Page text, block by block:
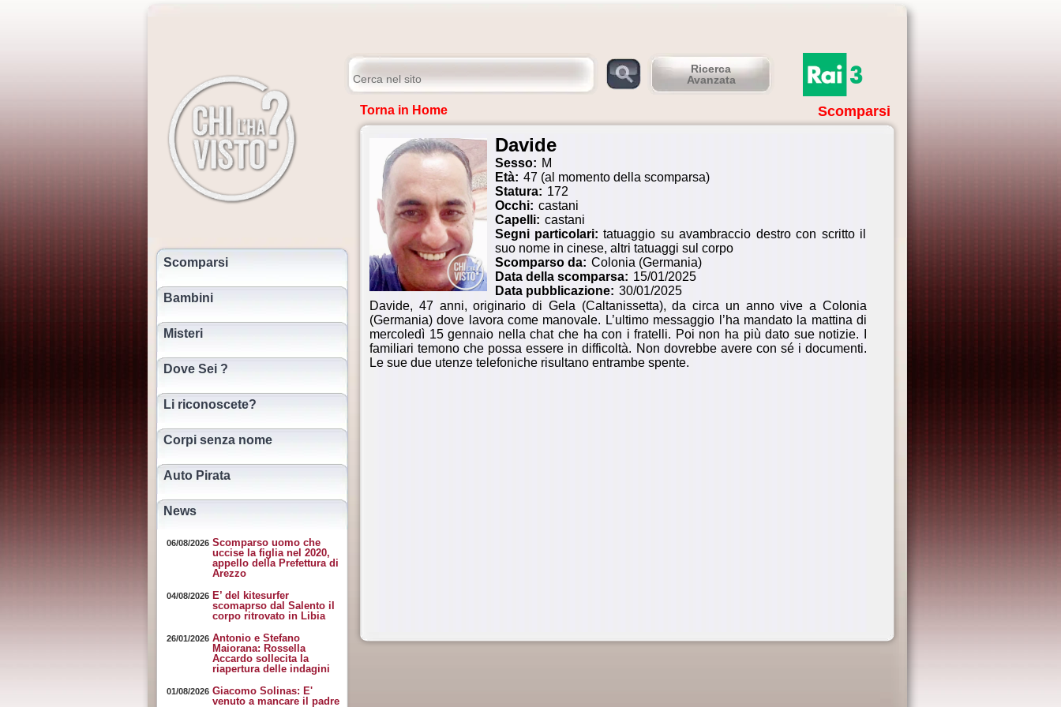
Ricerca
Avanzata
Scomparsi
Bambini
Misteri
Dove Sei ?
Li riconoscete?
Corpi senza nome
Auto Pirata
News
06/08/2026 Scomparso uomo che
uccise la figlia nel 2020,
appello della Prefettura di
Arezzo
04/08/2026 E’ del kitesurfer
scomaprso dal Salento il
corpo ritrovato in Libia
26/01/2026 Antonio e Stefano
Maiorana: Rossella
Accardo sollecita la
riapertura delle indagini
01/08/2026 Giacomo Solinas: E'
venuto a mancare il padre
Torna in Home Scomparsi
Davide
Sesso: M
Età: 47 (al momento della scomparsa)
Statura: 172
Occhi: castani
Capelli: castani
Segni particolari: tatuaggio su avambraccio destro con scritto il
suo nome in cinese, altri tatuaggi sul corpo
Scomparso da: Colonia (Germania)
Data della scomparsa: 15/01/2025
Data pubblicazione: 30/01/2025
Davide, 47 anni, originario di Gela (Caltanissetta), da circa un anno vive a Colonia
(Germania) dove lavora come manovale. L’ultimo messaggio l’ha mandato la mattina di
mercoledì 15 gennaio nella chat che ha con i fratelli. Poi non ha più dato sue notizie. I
familiari temono che possa essere in difficoltà. Non dovrebbe avere con sé i documenti.
Le sue due utenze telefoniche risultano entrambe spente.